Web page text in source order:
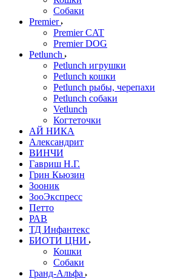
Собаки
Premier
Premier CAT
Premier DOG
Petlunch
Petlunch игрушки
Petlunch кошки
Petlunch рыбы, черепахи
Petlunch собаки
Vetlunch
Когтеточки
АЙ НИКА
Александрит
ВИНЧИ
Гавриш Н.Г.
Грин Кьюзин
Зооник
ЗооЭкспресс
Петто
РАВ
ТД Инфантекс
БИОТИ ЦНИ
Кошки
Собаки
Гранд-Альфа